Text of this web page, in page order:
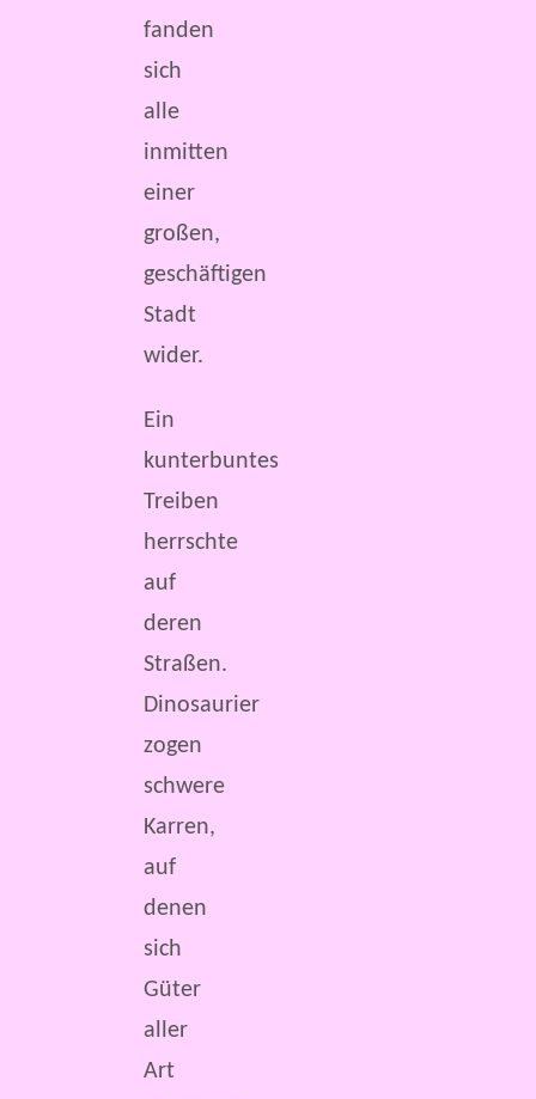
fanden
sich
alle
inmitten
einer
großen,
geschäftigen
Stadt
wider.
Ein
kunterbuntes
Treiben
herrschte
auf
deren
Straßen.
Dinosaurier
zogen
schwere
Karren,
auf
denen
sich
Güter
aller
Art